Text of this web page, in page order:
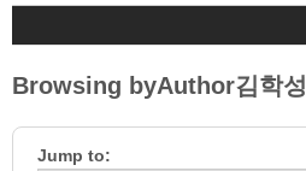
Browsing byAuthor김학성
Jump to: